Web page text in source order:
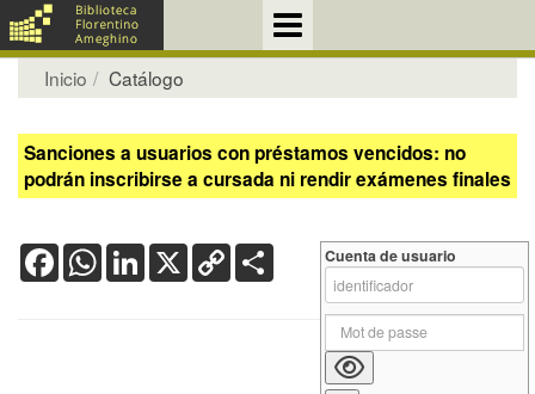
Inicio Catálogo
Sanciones a usuarios con préstamos vencidos: no
podrán inscribirse a cursada ni rendir exámenes finales
FacebookWhatsApp
LinkedIn
X Copy
Link
Cuenta de usuario